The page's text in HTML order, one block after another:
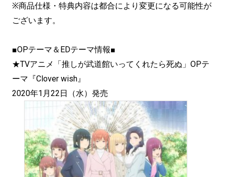
※商品仕様・特典内容は都合により変更になる可能性が
ございます。
■OPテーマ＆EDテーマ情報■
★TVアニメ「推しが武道館いってくれたら死ぬ」OPテ
ーマ『Clover wish』
2020年1月22日（水）発売